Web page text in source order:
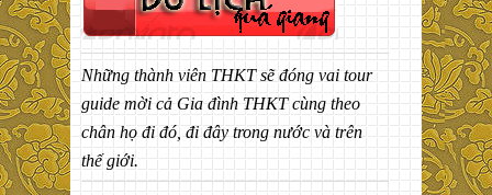
Những thành viên THKT sẽ đóng vai tour
guide mời cả Gia đình THKT cùng theo
chân họ đi đó, đi đây trong nước và trên
thế giới.